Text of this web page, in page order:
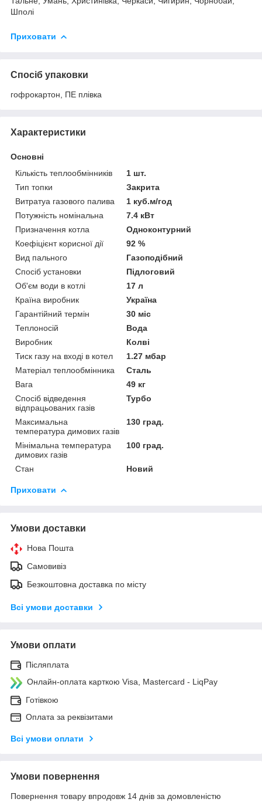
Шполі
Приховати
Спосіб упаковки
гофрокартон, ПЕ плівка
Характеристики
Основні
Кількість теплообмінників
1 шт.
Тип топки
Закрита
Витратуа газового палива
1 куб.м/год
Потужність номінальна
7.4 кВт
Призначення котла
Одноконтурний
Коефіцієнт корисної дії
92 %
Вид пального
Газоподібний
Спосіб установки
Підлоговий
Об'єм води в котлі
17 л
Країна виробник
Україна
Гарантійний термін
30 міс
Теплоносій
Вода
Виробник
Колві
Тиск газу на вході в котел
1.27 мбар
Матеріал теплообмінника
Сталь
Вага
49 кг
Спосіб відведення
відпрацьованих газів
Турбо
Максимальна
температура димових газів
130 град.
Мінімальна температура
димових газів
100 град.
Стан Новий
Приховати
Умови доставки
Нова Пошта
Самовивіз
Безкоштовна доставка по місту
Всі умови доставки
Умови оплати
Післяплата
Онлайн-оплата карткою Visa, Mastercard - LiqPay
Готівкою
Оплата за реквізитами
Всі умови оплати
Умови повернення
Повернення товару впродовж 14 днів за домовленістю